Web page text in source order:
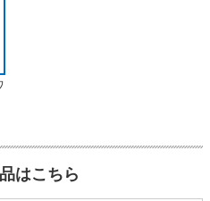
はこちら